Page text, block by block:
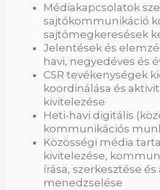
Médiakapcsolatok
sajtókommunikáció
sajtómegkeresések
Jelentések és
havi, negyedéves és
CSR tevékenységek
koordinálása és
kivitelezése
Heti-havi digitális
kommunikációs
Közösségi média
kivitelezése,
írása, szerkesztése
menedzselése